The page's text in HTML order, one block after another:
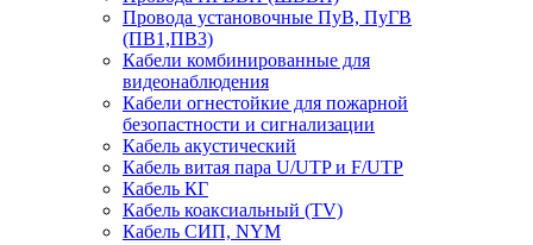
Провода установочные ПуВ, ПуГВ
(ПВ1,ПВ3)
Кабели комбинированные для
видеонаблюдения
Кабели огнестойкие для пожарной
безопастности и сигнализации
Кабель акустический
Кабель витая пара U/UTP и F/UTP
Кабель КГ
Кабель коаксиальный (TV)
Кабель СИП, NYM